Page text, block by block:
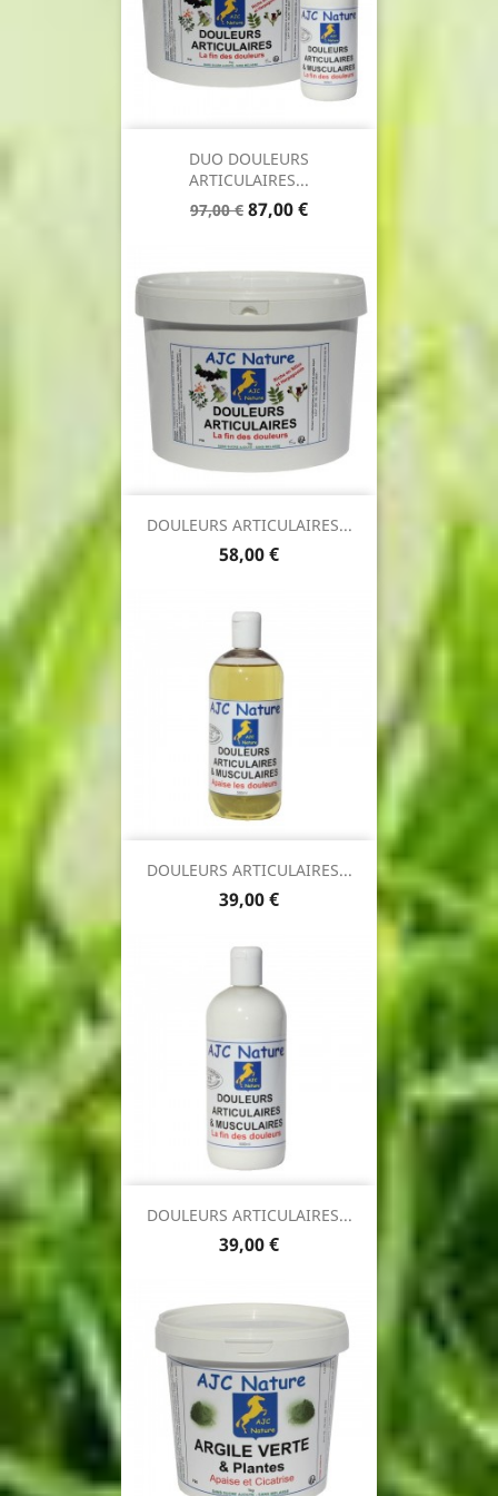
DUO DOULEURS
ARTICULAIRES...
Prix
97,00 € Prix
87,00 €
DOULEURS ARTICULAIRES...
Prix
58,00 €
DOULEURS ARTICULAIRES...
Prix
39,00 €
DOULEURS ARTICULAIRES...
Prix
39,00 €